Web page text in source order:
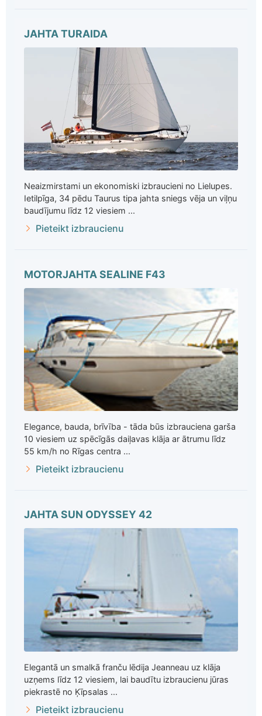
JAHTA TURAIDA
Neaizmirstami un ekonomiski izbraucieni no Lielupes.
Ietilpīga, 34 pēdu Taurus tipa jahta sniegs vēja un viļņu
baudījumu līdz 12 viesiem ...
Pieteikt izbraucienu
MOTORJAHTA SEALINE F43
Elegance, bauda, brīvība - tāda būs izbrauciena garša
10 viesiem uz spēcīgās daiļavas klāja ar ātrumu līdz
55 km/h no Rīgas centra ...
Pieteikt izbraucienu
JAHTA SUN ODYSSEY 42
Elegantā un smalkā franču lēdija Jeanneau uz klāja
uzņems līdz 12 viesiem, lai baudītu izbraucienu jūras
piekrastē no Ķīpsalas ...
Pieteikt izbraucienu